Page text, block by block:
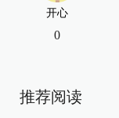
开心
0
推荐阅读